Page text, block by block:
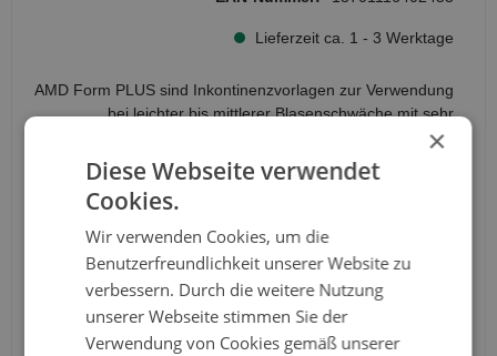
Lieferzeit ca. 1 - 3 Werktage
AMD Form PLUS sind Inkontinenzvorlagen zur Verwendung
bei leichter bis mittlerer Blasenschwäche mit sehr
saugstarkem, mehrschichtigen Saugkissen, angereichert
mit Superabsorber. Weiche textilähnliche Oberfläche.
Ausführung: PLUS Saugleistung: 1.360ml
In den Warenkorb
×
Diese Webseite verwendet
Cookies.
Wir verwenden Cookies, um die
Benutzerfreundlichkeit unserer Website zu
verbessern. Durch die weitere Nutzung
unserer Webseite stimmen Sie der
Verwendung von Cookies gemäß unserer